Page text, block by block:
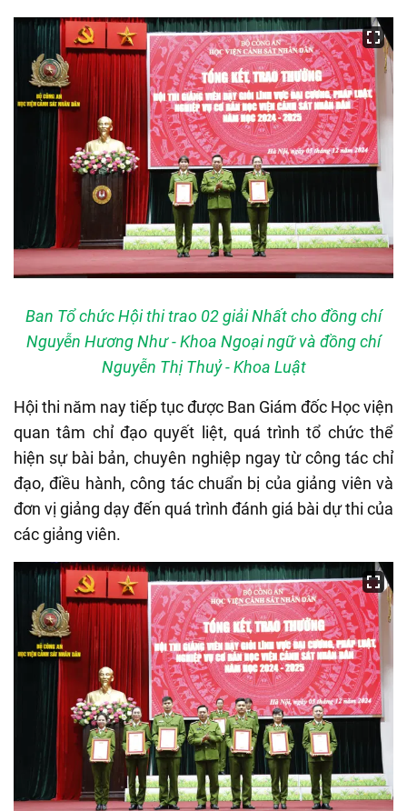
Ban Tổ chức Hội thi trao 02 giải Nhất cho đồng chí
Nguyễn Hương Như - Khoa Ngoại ngữ và đồng chí
Nguyễn Thị Thuỷ - Khoa Luật
Hội thi năm nay tiếptục được Ban Giám đốc Học viện
quan tâm chỉ đạo quyết liệt, quá trình tổ chứcthể
hiện sựbài bản, chuyên nghiệp ngay từ công tác chỉ
đạo, điều hành, công tác chuẩn bị của giảng viên và
đơn vị giảng dạy đến quá trình đánh giá bài dự thi của
các giảng viên.